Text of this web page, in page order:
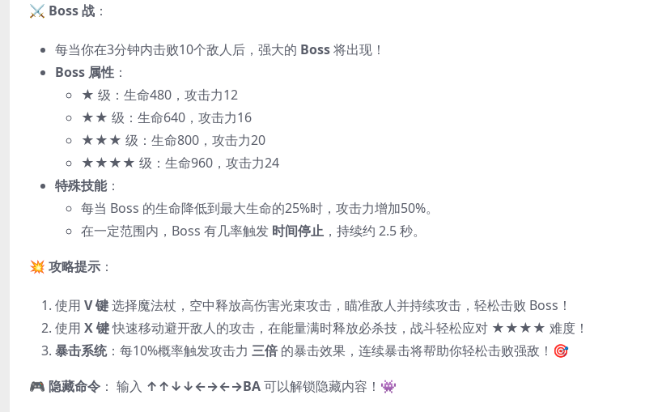
⚔️ Boss 战 ：
每当你在3分钟内击败10个敌人后，强大的 Boss将出现！
Boss 属性 ：
★ 级：生命480，攻击力12
★★ 级：生命640，攻击力16
★★★ 级：生命800，攻击力20
★★★★ 级：生命960，攻击力24
特殊技能：
每当 Boss 的生命降低到最大生命的25%时，攻击力增加50%。
在一定范围内，Boss 有几率触发 时间停止 ，持续约 2.5 秒。
💥 攻略提示 ：
使用 V 键选择魔法杖，空中释放高伤害光束攻击，瞄准敌人并持续攻击，轻松击败 Boss！
使用 X 键快速移动避开敌人的攻击，在能量满时释放必杀技，战斗轻松应对 ★★★★ 难度！
暴击系统：每10%概率触发攻击力 三倍 的暴击效果，连续暴击将帮助你轻松击败强敌！🎯
🎮 隐藏命令 ： 输入 ↑↑↓↓←→←→BA可以解锁隐藏内容！👾